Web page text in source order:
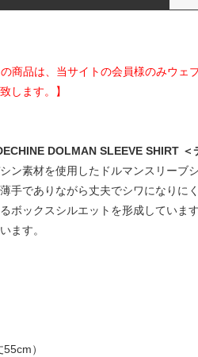
商品は、当サイトの会員様のみウェ
します。】
DOLMAN SLEEVE SHIRT
ン素材を使用したドルマンスリーブシ
手でありながら丈夫でシワになりに
ボックスシルエットを形成しています
ます。
）